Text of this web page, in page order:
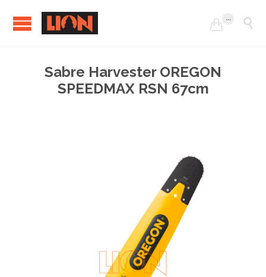

... 
Sabre Harvester OREGON
SPEEDMAX RSN 67cm